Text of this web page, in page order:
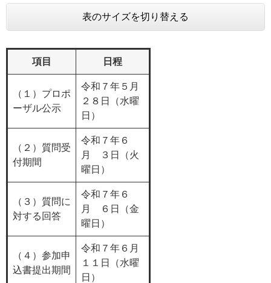
表のサイズを切り替える
項目 日程
（１）プロポ
ーザル公示
令和７年５月
２８日（水曜
日）
（２）質問受
付期間
令和７年６
月 ３日（火
曜日）
（３）質問に
対する回答
令和７年６
月 ６日（金
曜日）
（４）参加申
込書提出期間
令和７年６月
１１日（水曜
日）